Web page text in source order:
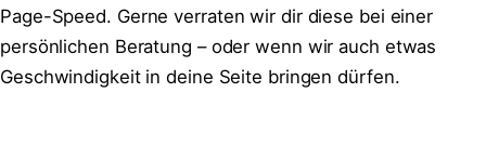
Page-Speed. Gerne verraten wir dir diese bei einer
persönlichen Beratung – oder wenn wir auch etwas
Geschwindigkeit in deine Seite bringen dürfen.